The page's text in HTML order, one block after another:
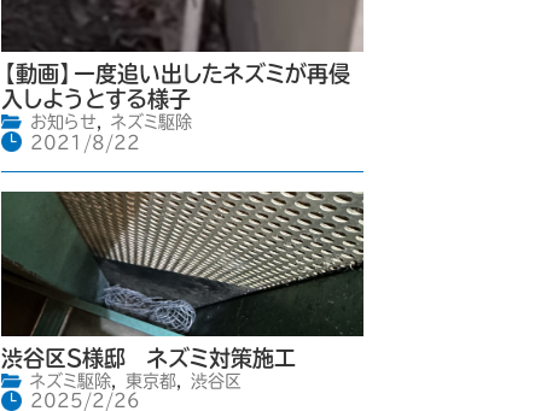
【動画】一度追い出したネズミが再侵
入しようとする様子
お知らせ,
ネズミ駆除
2021/8/22
渋谷区S様邸 ネズミ対策施工
ネズミ駆除, 東京都,
渋谷区
2025/2/26